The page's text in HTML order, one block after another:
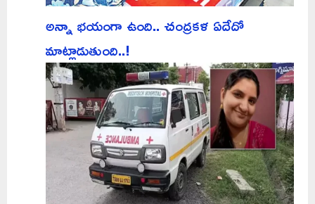
అన్నా భయంగా ఉంది.. చంద్రకళ ఏదేదో
మాట్లాడుతుంది..!